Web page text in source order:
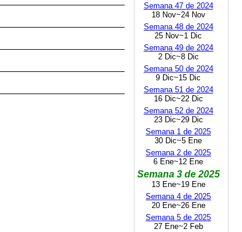
Semana 47 de 2024
18 Nov~24 Nov
Semana 48 de 2024
25 Nov~1 Dic
Semana 49 de 2024
2 Dic~8 Dic
Semana 50 de 2024
9 Dic~15 Dic
Semana 51 de 2024
16 Dic~22 Dic
Semana 52 de 2024
23 Dic~29 Dic
Semana 1 de 2025
30 Dic~5 Ene
Semana 2 de 2025
6 Ene~12 Ene
Semana 3 de 2025
13 Ene~19 Ene
Semana 4 de 2025
20 Ene~26 Ene
Semana 5 de 2025
27 Ene~2 Feb